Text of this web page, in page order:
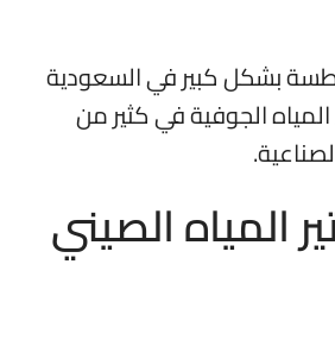
بشكل كبير في السعودية
الجوفية في كثير من
المياه الصيني